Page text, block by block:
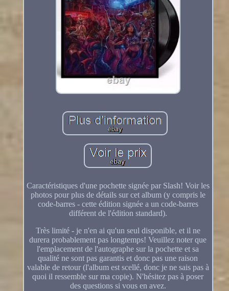
Caractéristiques d'une pochette signée par Slash! Voir les
photos pour plus de détails sur cet album (y compris le
code-barres - cette édition signée a un code-barres
différent de l'édition standard).
Très limité - je n'en ai qu'un seul disponible, et il ne
durera probablement pas longtemps! Veuillez noter que
l'emplacement de l'autographe sur la pochette et sa
qualité ne sont pas garantis et donc pas une raison
valable de retour (l'album est scellé, donc je ne sais pas à
quoi il ressemble sur ma copie). N'hésitez pas à poser
des questions si vous en avez.